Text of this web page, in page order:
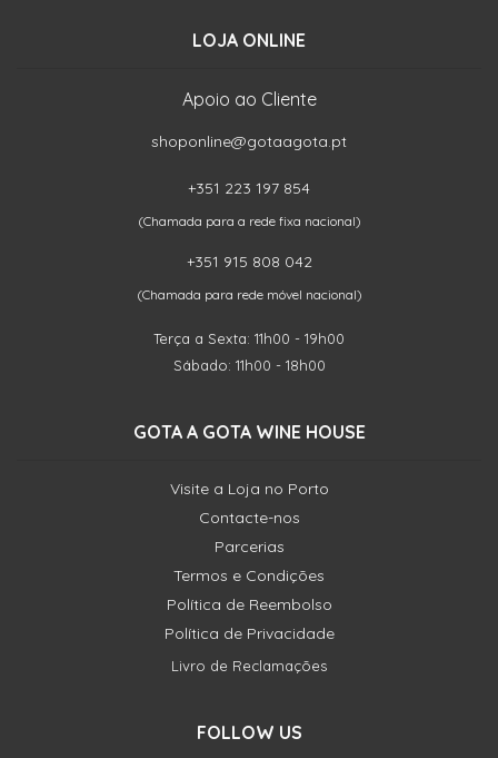
LOJA ONLINE
Apoio ao Cliente
shoponline@gotaagota.pt
+351 223 197 854
(Chamada para a rede fixa nacional)
+351 915 808 042
(Chamada para rede móvel nacional)
Terça a Sexta: 11h00 - 19h00
Sábado: 11h00 - 18h00
GOTA A GOTA WINE HOUSE
Visite a Loja no Porto
Contacte-nos
Parcerias
Termos e Condições
Política de Reembolso
Política de Privacidade
Livro de Reclamações
FOLLOW US